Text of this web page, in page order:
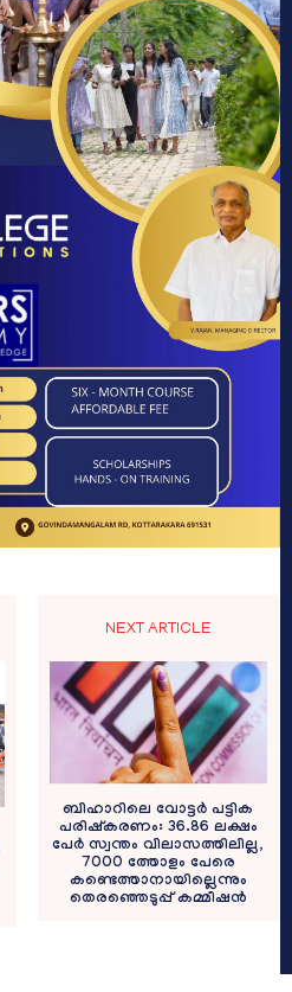
NEXT ARTICLE
ബിഹാറിലെ വോട്ടര്‍ പട്ടിക
പരിഷ്‌കരണം: 36.86 ലക്ഷം
പേര്‍ സ്വന്തം വിലാസത്തിലില്ല,
7000 ത്തോളം പേരെ
കണ്ടെത്താനായില്ലെന്നും
തെരഞ്ഞെടുപ്പ് കമ്മീഷന്‍